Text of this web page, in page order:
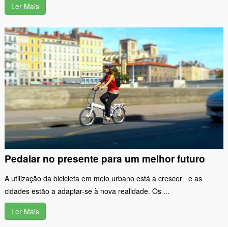
Ler Mais
Pedalar no presente para um melhor futuro
A utilização da bicicleta em meio urbano está a crescer e as
cidades estão a adaptar-se à nova realidade. Os ...
Ler Mais